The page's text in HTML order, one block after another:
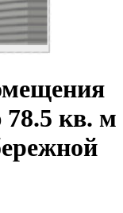
кв. м